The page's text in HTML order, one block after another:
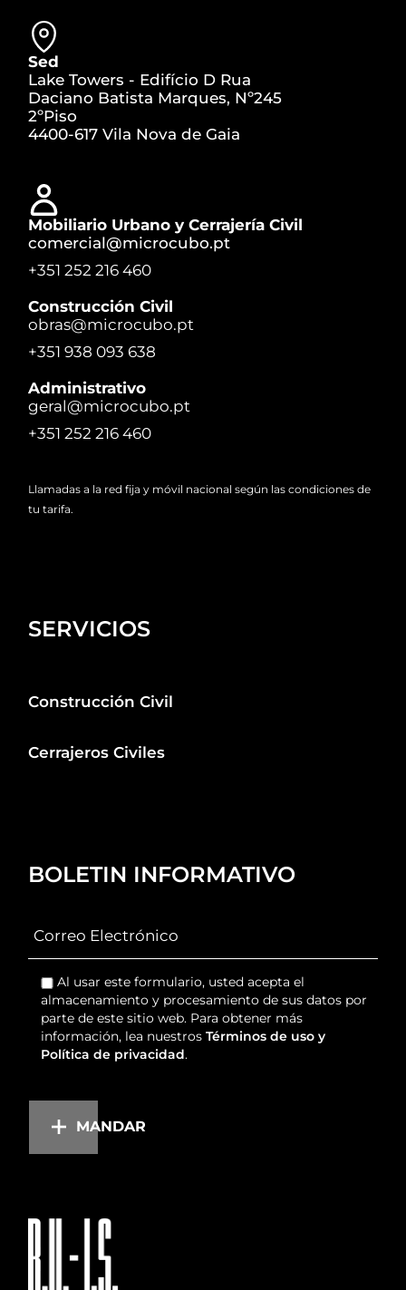
Sed
Lake Towers - Edifício D Rua
Daciano Batista Marques, Nº245
2ºPiso
4400-617 Vila Nova de Gaia
Mobiliario Urbano y Cerrajería Civil
comercial@microcubo.pt
+351 252 216 460
Construcción Civil
obras@microcubo.pt
+351 938 093 638
Administrativo
geral@microcubo.pt
+351 252 216 460
Llamadas a la red fija y móvil nacional según las condiciones de
tu tarifa.
SERVICIOS
Construcción Civil
Cerrajeros Civiles
BOLETIN INFORMATIVO
Al usar este formulario, usted acepta el
almacenamiento y procesamiento de sus datos por
parte de este sitio web. Para obtener más
información, lea nuestrosTérminos de uso y
Política de privacidad.
MANDAR